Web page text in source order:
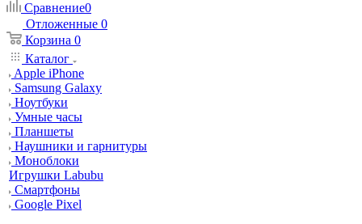
Сравнение0
Отложенные 0
Корзина 0
Каталог
Apple iPhone
Samsung Galaxy
Ноутбуки
Умные часы
Планшеты
Наушники и гарнитуры
Моноблоки
Игрушки Labubu
Смартфоны
Google Pixel